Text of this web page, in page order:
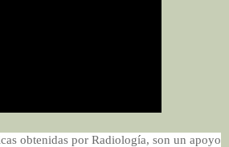
obtenidas por Radiología, son un apoyo